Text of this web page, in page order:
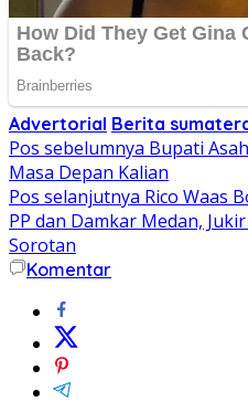
Advertorial Berita
Navigasi
pos
Pos sebelumnya Bupati
Masa Depan Kalian
Pos selanjutnya Rico Waas
PP dan Damkar Medan,
Sorotan
Komentar